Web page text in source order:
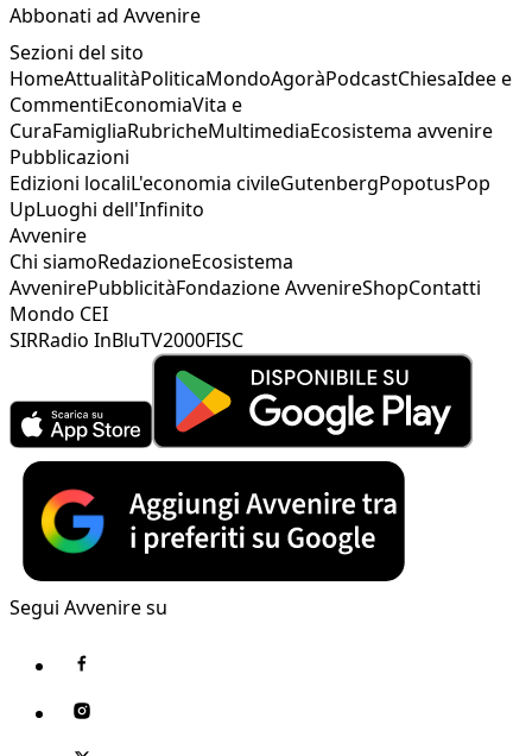
Abbonati ad Avvenire
Sezioni del sito
HomeAttualitàPoliticaMondoAgoràPodcastChiesaIdee e
CommentiEconomiaVita e
CuraFamigliaRubricheMultimediaEcosistema avvenire
Pubblicazioni
Edizioni localiL'economia civileGutenbergPopotusPop
UpLuoghi dell'Infinito
Avvenire
Chi siamoRedazioneEcosistema
AvvenirePubblicitàFondazione AvvenireShopContatti
Mondo CEI
SIRRadio InBluTV2000FISC
Segui Avvenire su